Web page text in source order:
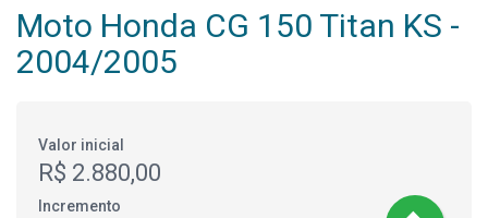
Moto Honda CG 150 Titan KS -
2004/2005
Valor inicial
R$ 2.880,00
Incremento